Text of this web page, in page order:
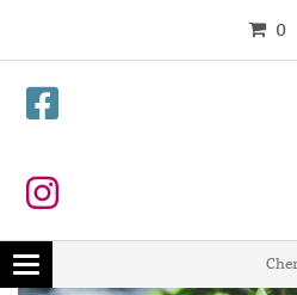
0
Toggle
navigation